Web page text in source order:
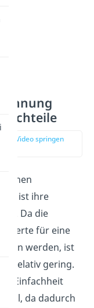
im Video springen
ist ihre
Da die
Werte für eine
werden, ist
relativ gering.
Einfachheit
da dadurch